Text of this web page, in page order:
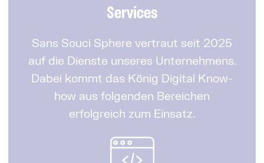
Services
Sans Souci Sphere vertraut seit 2025
auf die Dienste unseres Unternehmens.
Dabei kommt das König Digital Know-
how aus folgenden Bereichen
erfolgreich zum Einsatz.